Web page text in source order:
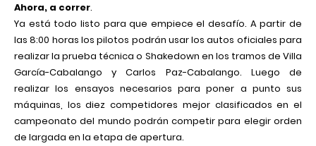
Ahora, a correr.
Ya está todo listo para que empiece el desafío. A partir de
las 8:00 horas los pilotos podrán usar los autos oficiales para
realizar la prueba técnica o Shakedown en los tramos de Villa
García-Cabalango y Carlos Paz-Cabalango. Luego de
realizar los ensayos necesarios para poner a punto sus
máquinas, los diez competidores mejor clasificados en el
campeonato del mundo podrán competir para elegir orden
de largada en la etapa de apertura.